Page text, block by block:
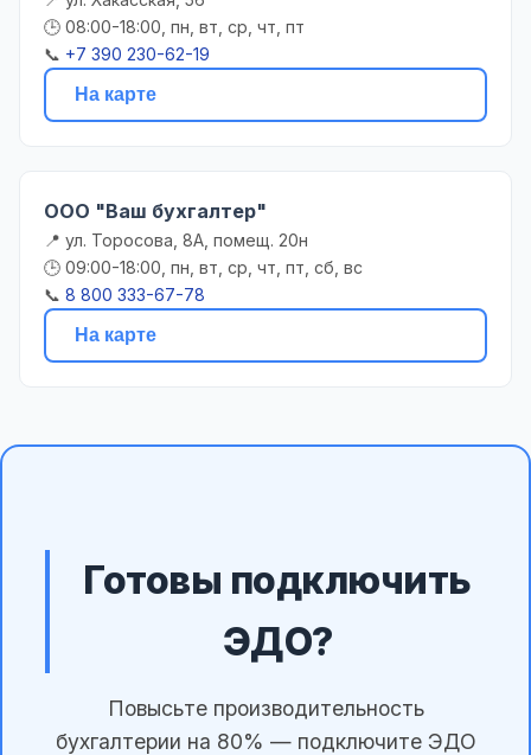
🕒 08:00-18:00, пн, вт, ср, чт, пт
📞 +7 390 230-62-19
На карте
ООО "Ваш бухгалтер"
📍 ул. Торосова, 8А, помещ. 20н
🕒 09:00-18:00, пн, вт, ср, чт, пт, сб, вс
📞 8 800 333-67-78
На карте
Готовы подключить
ЭДО?
Повысьте производительность
бухгалтерии на 80% — подключите ЭДО